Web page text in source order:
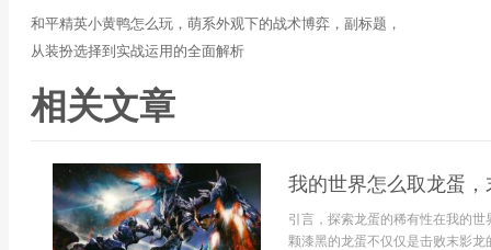
和平精英小黄鸭怎么玩，萌系外观下的战术博弈，副标题，
从装扮选择到实战运用的全面解析
相关文章
我的世界怎么取龙蛋
引言，探索龙蛋的稀有性在我的
颗漆黑的龙蛋不仅仅是击败末影